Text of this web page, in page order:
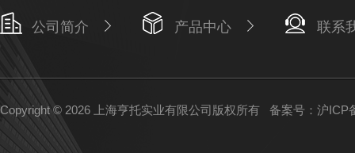
公司简介 产品中心 联系
Copyright © 2026 上海亨托实业有限公司版权所有 备案号：沪ICP